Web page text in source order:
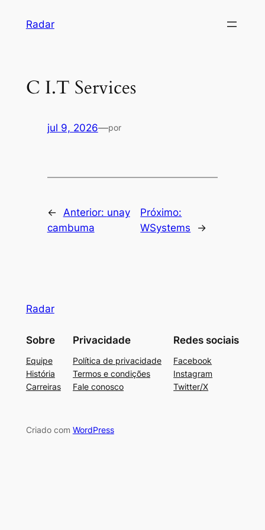
Radar
C I.T Services
jul 9, 2026—por
← Anterior: unay
cambuma
Próximo:
WSystems
→
Radar
Sobre
Equipe
História
Carreiras
Privacidade
Política de privacidade
Termos e condições
Fale conosco
Redes sociais
Facebook
Instagram
Twitter/X
Criado com WordPress